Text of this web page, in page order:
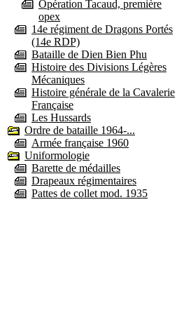
Opération Tacaud, première
opex
14e régiment de Dragons Portés
(14e RDP)
Bataille de Dien Bien Phu
Histoire des Divisions Légères
Mécaniques
Histoire générale de la Cavalerie
Française
Les Hussards
Ordre de bataille 1964-...
Armée française 1960
Uniformologie
Barette de médailles
Drapeaux régimentaires
Pattes de collet mod. 1935